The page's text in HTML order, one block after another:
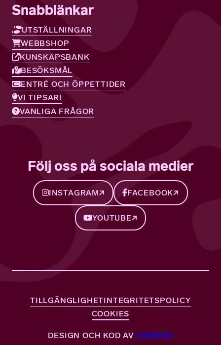
Snabblänkar
UTSTÄLLNINGAR
WEBBSHOP
KUNSKAPSBANK
BESÖKSMÅL
ENTRÉ OCH ÖPPETTIDER
VI TIPSAR!
VANLIGA FRÅGOR
Följ oss på sociala medier
INSTAGRAM FACEBOOK
YOUTUBE
TILLGÄNGLIGHETINTEGRITETSPOLICY
COOKIES
DESIGN OCH KOD AV HAMRÉN